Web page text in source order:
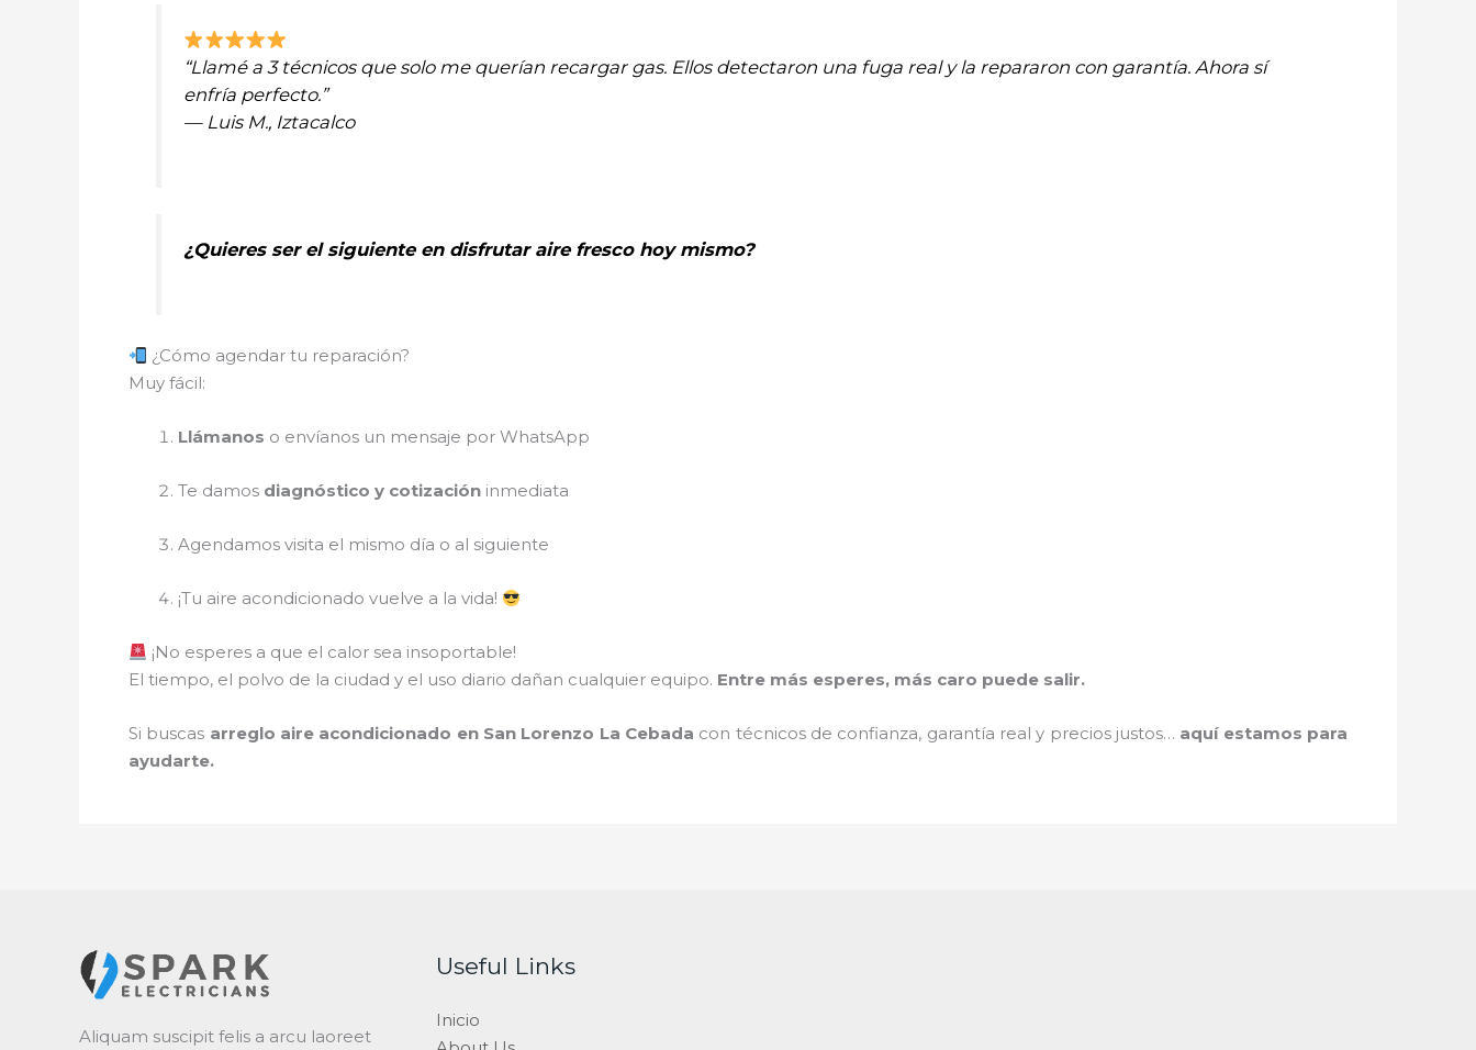
“Llamé a 3 técnicos que solo me querían recargar gas. Ellos detectaron una fuga real y la repararon con garantía. Ahora sí
enfría perfecto.”
— Luis M., Iztacalco
¿Quieres ser el siguiente en disfrutar aire fresco hoy mismo?
¿Cómo agendar tu reparación?
Muy fácil:
Llámanos o envíanos un mensaje por WhatsApp
Te damos diagnóstico y cotización inmediata
Agendamos visita el mismo día o al siguiente
¡Tu aire acondicionado vuelve a la vida!
¡No esperes a que el calor sea insoportable!
El tiempo, el polvo de la ciudad y el uso diario dañan cualquier equipo. Entre más esperes, más caro puede salir.
Si buscas arreglo aire acondicionado en San Lorenzo La Cebada con técnicos de confianza, garantía real y precios justos… aquí estamos para
ayudarte.
Aliquam suscipit felis a arcu laoreet
Useful Links
Inicio